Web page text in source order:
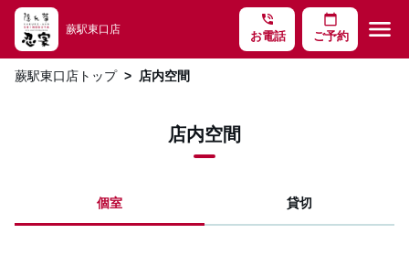
phone_in_talk
お電話
calendar_today
ご予約 menu
蕨駅東口店
蕨駅東口店トップ 店内空間
店内空間
個室 貸切